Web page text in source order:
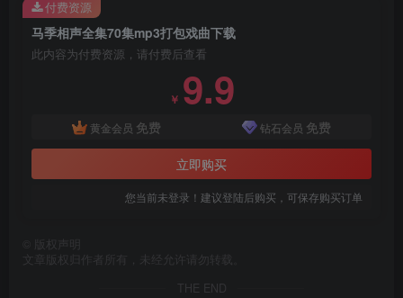
马季相声全集70集mp3打包戏曲下载
此内容为付费资源，请付费后查看
￥ 9.9
黄金会员 免费 钻石会员 免费
立即购买
您当前未登录！建议登陆后购买，可保存购买订单
付费资源
版权声明
文章版权归作者所有，未经允许请勿转载。
THE END